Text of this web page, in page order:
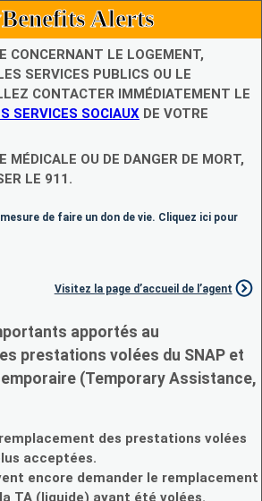
Alerts
CONCERNANT LE LOGEMENT,
SERVICES PUBLICS OU LE
CONTACTER IMMÉDIATEMENT LE
SERVICES SOCIAUX DE VOTRE
MÉDICALE OU DE DANGER DE MORT,
LE 911.
de faire un don de vie. Cliquez ici pour
Visitez la page d’accueil de l’agent
apportés au
prestations volées du SNAP et
(Temporary Assistance,
des prestations volées
acceptées.
encore demander le remplacement
TA (liquide) ayant été volées.